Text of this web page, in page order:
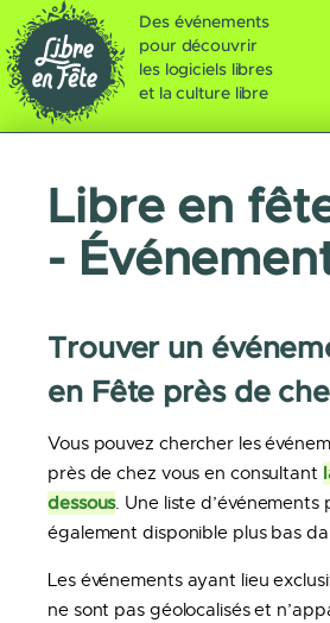
Des événements
pour découvrir
les logiciels libres
et la culture libre
Libre en
-
Trouver un
en Fête près de
Vous pouvez chercher les
près de chez vous en consultant
dessous. Une liste d’événements
également disponible plus bas
Les événements ayant lieu
ne sont pas géolocalisés et